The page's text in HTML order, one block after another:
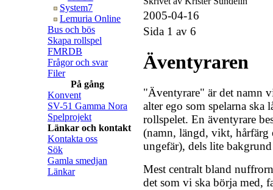
System7
Lemuria Online
Bus och bös
Skapa rollspel
FMRDB
Frågor och svar
Filer
På gång
Konvent
SV-51 Gamma Nora
Spelprojekt
Länkar och kontakt
Kontakta oss
Sök
Gamla smedjan
Länkar
2005-04-16
Sida 1 av 6
Äventyraren
"Äventyrare" är det namn
alter ego som spelarna ska
rollspelet. En äventyrare
(namn, längd, vikt, hårfärg
ungefär), dels lite
Mest centralt bland
det som vi ska börja med,